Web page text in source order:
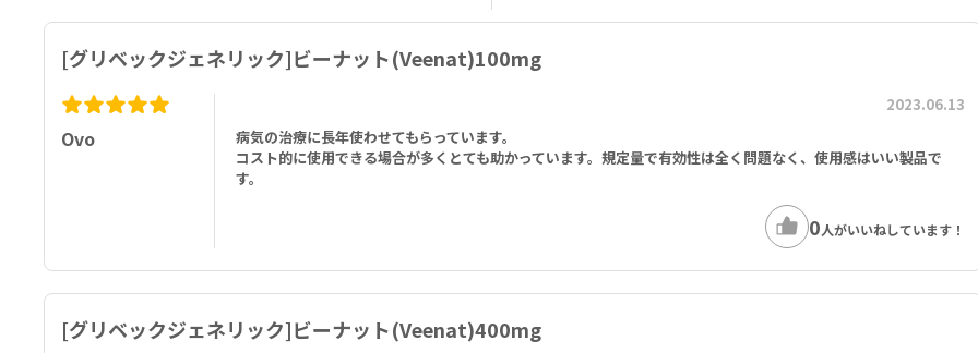
[グリベックジェネリック]ビーナット(Veenat)100mg
Ovo
2023.06.13
病気の治療に長年使わせてもらっています。
コスト的に使用できる場合が多くとても助かっています。規定量で有効性は全く問題なく、使用感はいい製品で
す。
0人がいいねしています！
[グリベックジェネリック]ビーナット(Veenat)400mg